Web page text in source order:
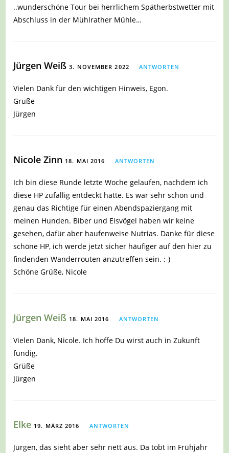
..wunderschöne Tour bei herrlichem Spätherbstwetter mit
Abschluss in der Mühlrather Mühle…
Jürgen Weiß3. NOVEMBER 2022 ANTWORTEN
Vielen Dank für den wichtigen Hinweis, Egon.
Grüße
Jürgen
Nicole Zinn 18. MAI 2016 ANTWORTEN
Ich bin diese Runde letzte Woche gelaufen, nachdem ich
diese HP zufällig entdeckt hatte. Es war sehr schön und
genau das Richtige für einen Abendspaziergang mit
meinen Hunden. Biber und Eisvögel haben wir keine
gesehen, dafür aber haufenweise Nutrias. Danke für diese
schöne HP, ich werde jetzt sicher häufiger auf den hier zu
findenden Wanderrouten anzutreffen sein. ;-)
Schöne Grüße, Nicole
Jürgen Weiß 18. MAI 2016 ANTWORTEN
Vielen Dank, Nicole. Ich hoffe Du wirst auch in Zukunft
fündig.
Grüße
Jürgen
Elke 19. MÄRZ 2016 ANTWORTEN
Jürgen, das sieht aber sehr nett aus. Da tobt im Frühjahr